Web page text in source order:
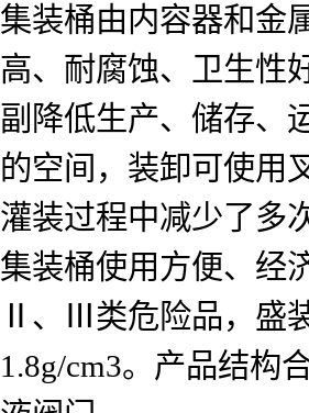
集装桶由内容器和金
高、耐腐蚀、卫生性
副降低生产、储存、
的空间，装卸可使用
灌装过程中减少了多
集装桶使用方便、经
Ⅱ、Ⅲ类危险品，盛
1.8g/cm3。产品结构